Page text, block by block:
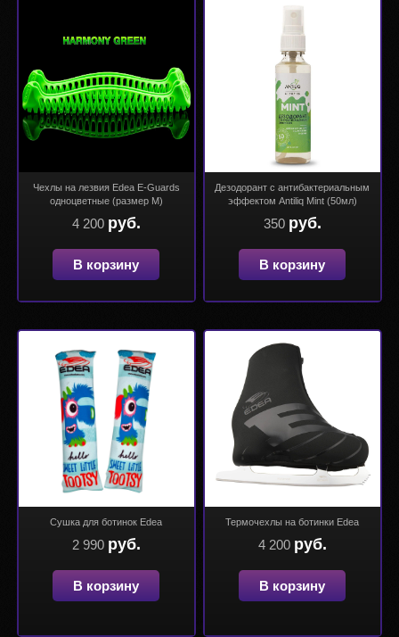
Чехлы на лезвия Edea E-Guards
одноцветные (размер М)
4 200 руб.
В корзину
Дезодорант с антибактериальным
эффектом Antiliq Mint (50мл)
350 руб.
В корзину
Сушка для ботинок Edea
2 990 руб.
В корзину
Термочехлы на ботинки Edea
4 200 руб.
В корзину